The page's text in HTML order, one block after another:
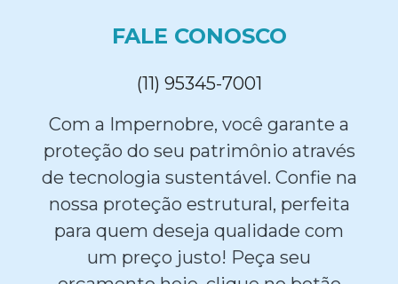
FALE CONOSCO
(11) 95345-7001
Com a Impernobre, você garante a
proteção do seu patrimônio através
de tecnologia sustentável. Confie na
nossa proteção estrutural, perfeita
para quem deseja qualidade com
um preço justo! Peça seu